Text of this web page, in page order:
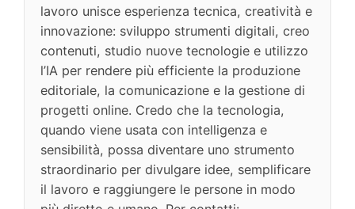
lavoro unisce esperienza tecnica, creatività e
innovazione: sviluppo strumenti digitali, creo
contenuti, studio nuove tecnologie e utilizzo
l’IA per rendere più efficiente la produzione
editoriale, la comunicazione e la gestione di
progetti online. Credo che la tecnologia,
quando viene usata con intelligenza e
sensibilità, possa diventare uno strumento
straordinario per divulgare idee, semplificare
il lavoro e raggiungere le persone in modo